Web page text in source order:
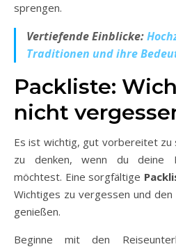
sprengen.
Vertiefende Einblicke:
Traditionen und ihre
Packliste:
nicht
Es ist wichtig, gut vorbereitet zu
zu denken, wenn du deine
möchtest. Eine sorgfältige
Wichtiges zu vergessen und
genießen.
Beginne mit den